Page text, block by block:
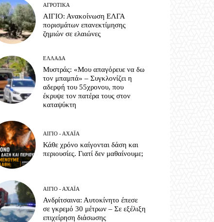
ΑΓΡΟΤΙΚΆ
ΑΙΓΙΟ: Ανακοίνωση ΕΛΓΑ
πορισμάτων επανεκτίμησης
ζημιών σε ελαιώνες
ΕΛΛΆΔΑ
Μυστράς: «Μου απαγόρευε να δω
τον μπαμπά» – Συγκλονίζει η
αδερφή του 55χρονου, που
έκρυψε τον πατέρα τους στον
καταψύκτη
ΑΊΓΙΟ - ΑΧΑΪ́Α
Κάθε χρόνο καίγονται δάση και
περιουσίες. Γιατί δεν μαθαίνουμε;
ΑΊΓΙΟ - ΑΧΑΪ́Α
Ανδρίτσαινα: Αυτοκίνητο έπεσε
σε γκρεμό 30 μέτρων – Σε εξέλιξη
επιχείρηση διάσωσης